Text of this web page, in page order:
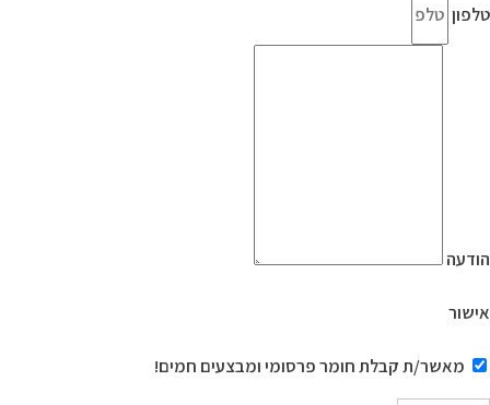
טלפון
הודעה
אישור
מאשר/ת קבלת חומר פרסומי ומבצעים חמים!